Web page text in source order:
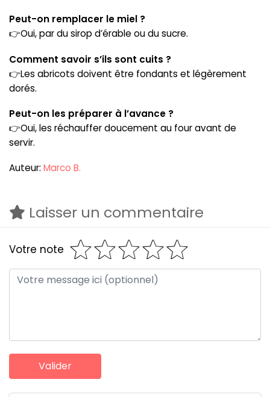
Peut-on remplacer le miel ?
👉Oui, par du sirop d’érable ou du sucre.
Comment savoir s’ils sont cuits ?
👉Les abricots doivent être fondants et légèrement
dorés.
Peut-on les préparer à l’avance ?
👉Oui, les réchauffer doucement au four avant de
servir.
Auteur: Marco B.
Laisser un commentaire
Votre note